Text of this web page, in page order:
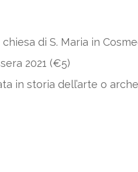
di S. Maria in
2021 (€5)
in storia dell’arte o